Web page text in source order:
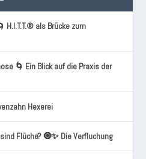
H.I.T.T.® als Brücke zum
🌀 Ein Blick auf die Praxis der
Hexerei
Flüche? 🧿✨ Die Verfluchung